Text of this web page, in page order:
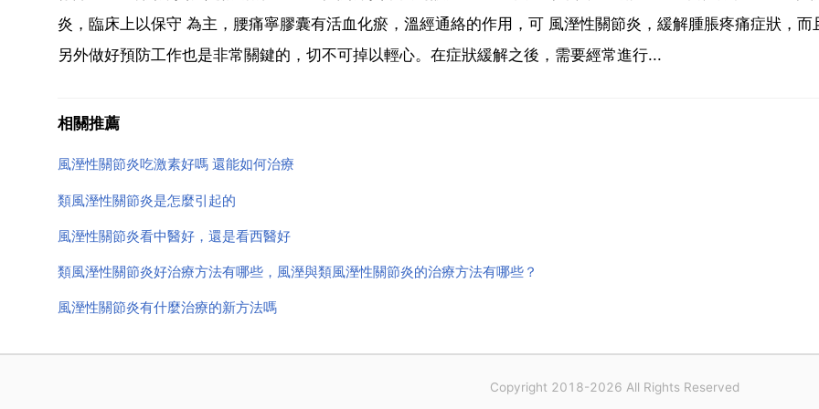
炎，臨床上以保守 為主，腰痛寧膠囊有活血化瘀，溫經通絡的作用，可 風溼性關節炎，緩解腫脹疼痛症狀，而
另外做好預防工作也是非常關鍵的，切不可掉以輕心。在症狀緩解之後，需要經常進行...
相關推薦
風溼性關節炎吃激素好嗎 還能如何治療
類風溼性關節炎是怎麼引起的
風溼性關節炎看中醫好，還是看西醫好
類風溼性關節炎好治療方法有哪些，風溼與類風溼性關節炎的治療方法有哪些？
風溼性關節炎有什麼治療的新方法嗎
Copyright 2018-2026 All Rights Reserved